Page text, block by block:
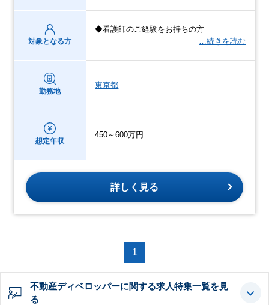
対象となる方
◆看護師のご経験をお持ちの方
…続きを読む
勤務地
東京都
想定年収
450～600万円
詳しく見る
1
不動産ディベロッパーに関する求人特集一覧を見
る